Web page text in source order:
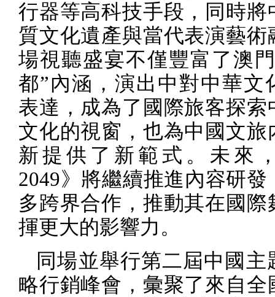
行器等高科技手段，同時將
質文化遺產與當代表演藝術
場視聽盛宴不僅豐富了澳
都”內涵，演出中對中華文
表達，成為了國際旅客探索
文化的視窗，也為中國文旅
新提供了新範式。未來
2049》將繼續推進內容研發
多跨界合作，推動其在國際
揮更大的影響力。
同場並舉行第二屆中國主
略行銷峰會，彙聚了來自全